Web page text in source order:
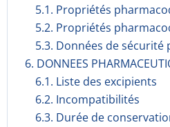
5.1. Propriétés
5.2. Propriétés
5.3. Données de sécurité
6. DONNEES
6.1. Liste des excipients
6.2. Incompati­bilités
6.3. Durée de